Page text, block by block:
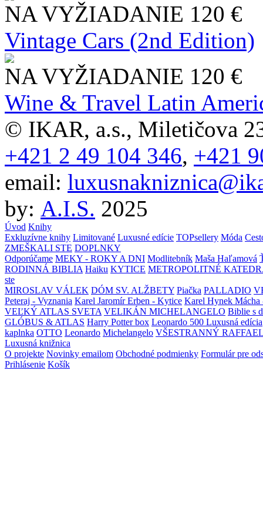
NA VYŽIADANIE 120 €
Vintage Cars (2nd Edition)
NA VYŽIADANIE 120 €
Wine & Travel Latin
© IKAR, a.s., Miletičova
+421 2 49 104 346, +421
email:
by: A.I.S. 2025
Úvod Knihy
Exkluzívne knihy Limitované Luxusné edície TOPsellery Móda
ZMEŠKALI STE DOPLNKY
Odporúčame MEKY - ROKY A DNI Modlitebník Maša Haľamová
RODINNÁ BIBLIA Haiku KYTICE METROPOLITNÉ
ste
MIROSLAV VÁLEK DÓM SV. ALŽBETY Piačka PALLADIO
Peteraj - Vyznania Karel Jaromír Erben - Kytice Karel Hynek Mácha
VEĽKÝ ATLAS SVETA VELIKÁN MICHELANGELO Biblie s
GLÓBUS & ATLAS Harry Potter box Leonardo 500 Luxusná edícia
kaplnka OTTO Leonardo Michelangelo VŠESTRANNÝ
Luxusná knižnica
O projekte Novinky emailom Obchodné podmienky Formulár pre
Prihlásenie Košík